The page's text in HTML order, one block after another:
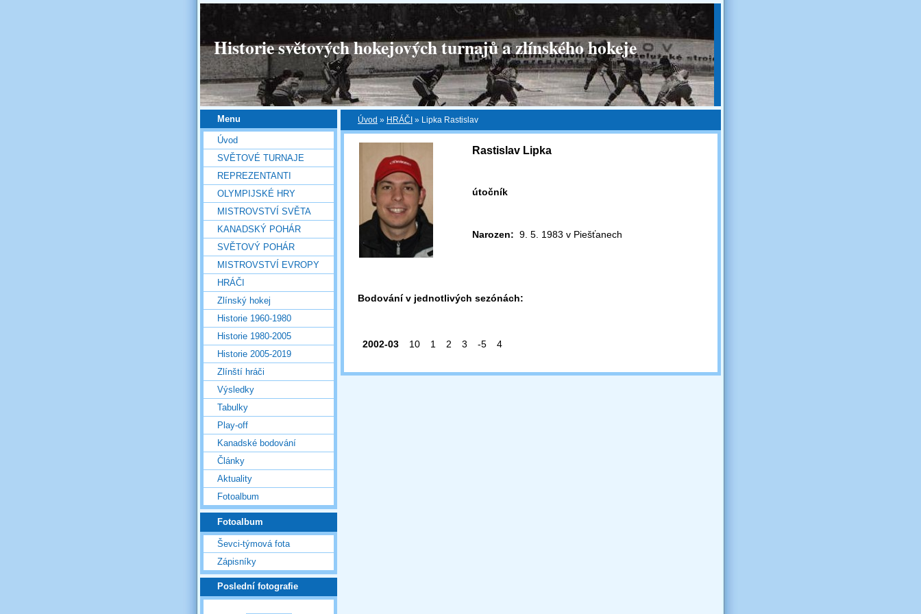
Historie světových hokejových turnajů a zlínského hokeje
Úvod » HRÁČI » Lipka Rastislav
Rastislav Lipka
útočník
Narozen: 9. 5. 1983 v Piešťanech
Bodování v jednotlivých sezónách:
2002-03 10 1 2 3 -5 4
Menu
Úvod
SVĚTOVÉ TURNAJE
REPREZENTANTI
OLYMPIJSKÉ HRY
MISTROVSTVÍ SVĚTA
KANADSKÝ POHÁR
SVĚTOVÝ POHÁR
MISTROVSTVÍ EVROPY
HRÁČI
Zlínský hokej
Historie 1960-1980
Historie 1980-2005
Historie 2005-2019
Zlínští hráči
Výsledky
Tabulky
Play-off
Kanadské bodování
Články
Aktuality
Fotoalbum
Fotoalbum
Ševci-týmová fota
Zápisníky
Poslední fotografie